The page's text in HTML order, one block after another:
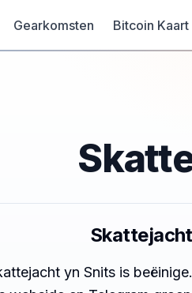
Gearkomsten Bitcoin Kaart
yn Snits is